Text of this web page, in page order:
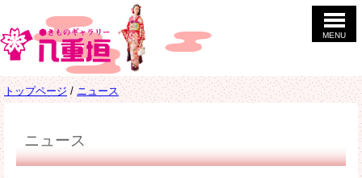
MENU
現
在
トップページ / ニュース
ニュース